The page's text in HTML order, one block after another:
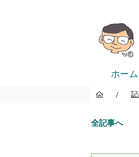
ホーム
/
全記事へ